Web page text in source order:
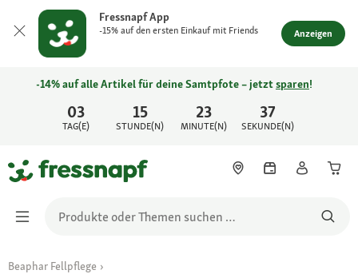
Fressnapf App
-15% auf den ersten Einkauf mit Friends Anzeigen
03
TAG(E)
15
STUNDE(N)
23
MINUTE(N)
37
SEKUNDE(N)
-14% auf alle Artikel für deine Samtpfote – jetztsparen!
Beaphar Fellpflege